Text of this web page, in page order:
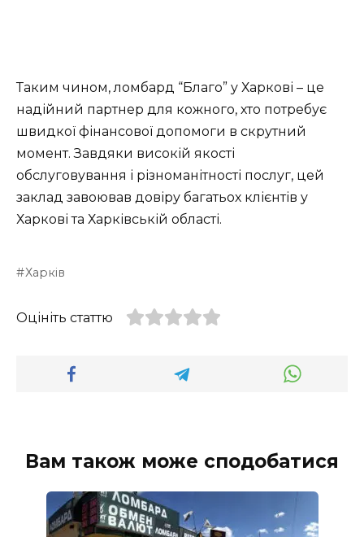
Таким чином, ломбард “Благо” у Харкові – це
надійний партнер для кожного, хто потребує
швидкої фінансової допомоги в скрутний
момент. Завдяки високій якості
обслуговування і різноманітності послуг, цей
заклад завоював довіру багатьох клієнтів у
Харкові та Харківській області.
Харків
Оцініть статтю
Вам також може сподобатися